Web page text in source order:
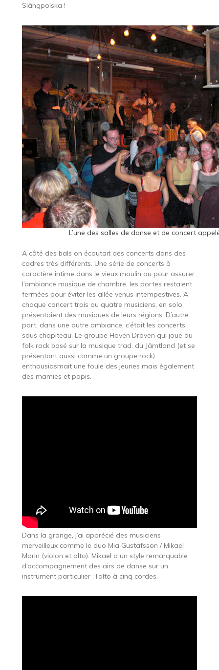
Slängpolska !
L’une des salles de danse et de concert
A côté des bals on écoutait des concerts dans des
cadres très différents. Une série de concerts à
caractère intime dans le vieux moulin ou pour assurer
l’ambiance musique de chambre, les portes restaient
fermées pour éviter les allée venus intempestives. A
chaque concert trois ou quatre musiciens, en solo,
présentaient des musiques de leurs régions. D’autre
part, dans une autre ambiance, c’était les concerts
sous chapiteau. Le groupe Hoven Droven qui joue du
folk rock basé sur la musique trad. du Jämtland (et se
présentant aussi comme un groupe rock)
enthousiasmait une foule des jeunes mais également
des mamies et papis.
Dans la grange, j’ai apprécié des musiciens
merveilleux comme le duo Mia Gustafsson / Mikael
Marin (violon et alto). Mikael a un style remarquable
d’accompagnement des airs de danse sur un
instrument particulier : l’alto à cinq cordes.